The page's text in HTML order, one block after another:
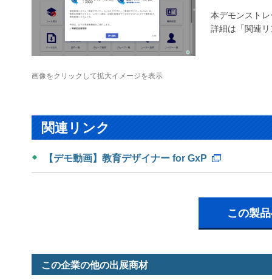
画像をクリックして拡大イメージを表示
本デモンスト
詳細は「関連
関連リンク
【デモ動画】教育デザイナー for GxP
この製
この企業の他の出展商材